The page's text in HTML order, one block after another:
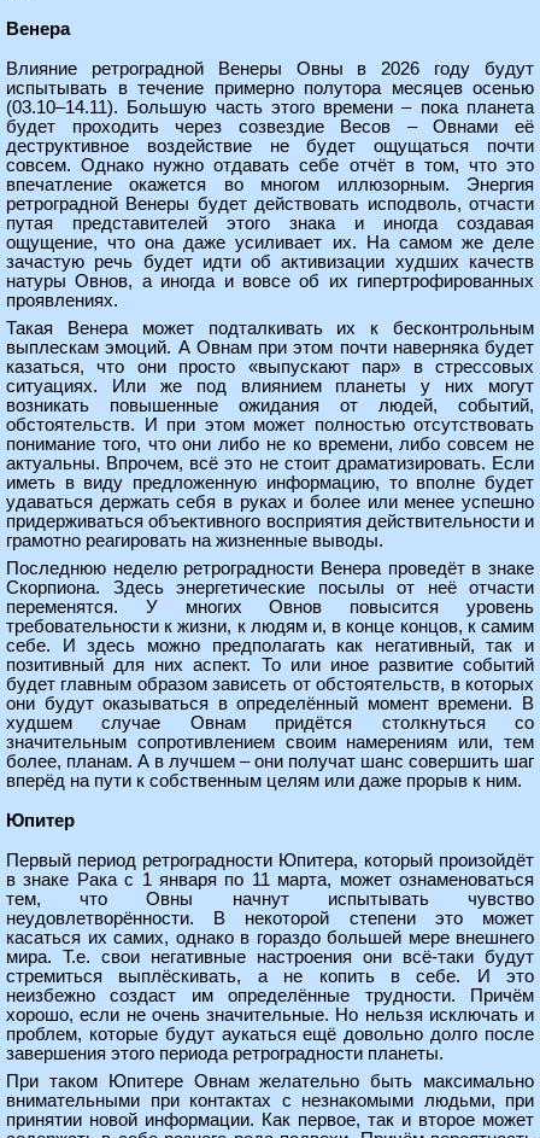
Венера
Влияние ретроградной Венеры Овны в 2026 году будут
испытывать в течение примерно полутора месяцев осенью
(03.10–14.11). Большую часть этого времени – пока планета
будет проходить через созвездие Весов – Овнами её
деструктивное воздействие не будет ощущаться почти
совсем. Однако нужно отдавать себе отчёт в том, что это
впечатление окажется во многом иллюзорным. Энергия
ретроградной Венеры будет действовать исподволь, отчасти
путая представителей этого знака и иногда создавая
ощущение, что она даже усиливает их. На самом же деле
зачастую речь будет идти об активизации худших качеств
натуры Овнов, а иногда и вовсе об их гипертрофированных
проявлениях.
Такая Венера может подталкивать их к бесконтрольным
выплескам эмоций. А Овнам при этом почти наверняка будет
казаться, что они просто «выпускают пар» в стрессовых
ситуациях. Или же под влиянием планеты у них могут
возникать повышенные ожидания от людей, событий,
обстоятельств. И при этом может полностью отсутствовать
понимание того, что они либо не ко времени, либо совсем не
актуальны. Впрочем, всё это не стоит драматизировать. Если
иметь в виду предложенную информацию, то вполне будет
удаваться держать себя в руках и более или менее успешно
придерживаться объективного восприятия действительности и
грамотно реагировать на жизненные выводы.
Последнюю неделю ретроградности Венера проведёт в знаке
Скорпиона. Здесь энергетические посылы от неё отчасти
переменятся. У многих Овнов повысится уровень
требовательности к жизни, к людям и, в конце концов, к самим
себе. И здесь можно предполагать как негативный, так и
позитивный для них аспект. То или иное развитие событий
будет главным образом зависеть от обстоятельств, в которых
они будут оказываться в определённый момент времени. В
худшем случае Овнам придётся столкнуться со
значительным сопротивлением своим намерениям или, тем
более, планам. А в лучшем – они получат шанс совершить шаг
вперёд на пути к собственным целям или даже прорыв к ним.
Юпитер
Первый период ретроградности Юпитера, который произойдёт
в знаке Рака с 1 января по 11 марта, может ознаменоваться
тем, что Овны начнут испытывать чувство
неудовлетворённости. В некоторой степени это может
касаться их самих, однако в гораздо большей мере внешнего
мира. Т.е. свои негативные настроения они всё-таки будут
стремиться выплёскивать, а не копить в себе. И это
неизбежно создаст им определённые трудности. Причём
хорошо, если не очень значительные. Но нельзя исключать и
проблем, которые будут аукаться ещё довольно долго после
завершения этого периода ретроградности планеты.
При таком Юпитере Овнам желательно быть максимально
внимательными при контактах с незнакомыми людьми, при
принятии новой информации. Как первое, так и второе может